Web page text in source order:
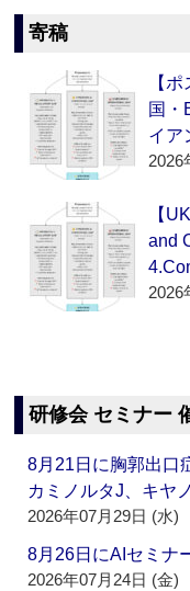
寄稿
【
国・
イア
2026
【
and
2026
研修会 セミナー
8月21日に胸郭出
カミノルタJ、キヤ
2026年07月29日 (水)
8月26日にAIセミナ
2026年07月24日 (金)